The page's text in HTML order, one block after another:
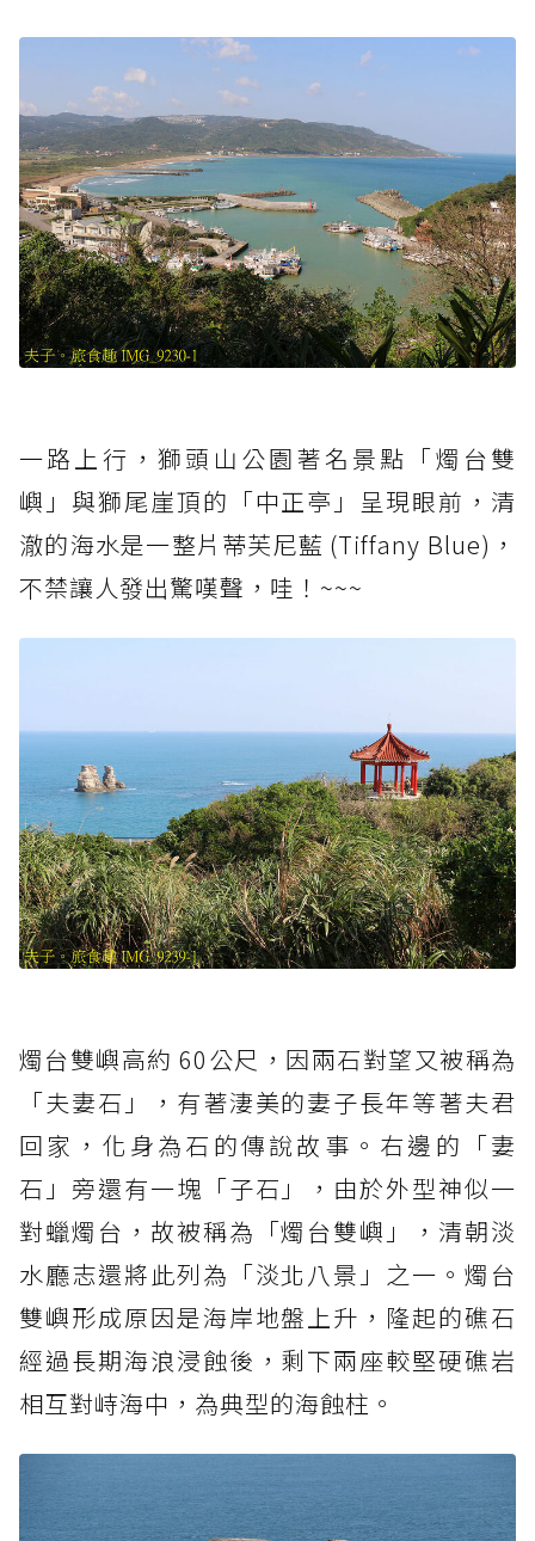
一路上行，獅頭山公園著名景點「燭台雙
嶼」與獅尾崖頂的「中正亭」呈現眼前，清
澈的海水是一整片蒂芙尼藍 (Tiffany Blue)，
不禁讓人發出驚嘆聲，哇！~~~
燭台雙嶼高約 60公尺，因兩石對望又被稱為
「夫妻石」，有著淒美的妻子長年等著夫君
回家，化身為石的傳說故事。右邊的「妻
石」旁還有一塊「子石」，由於外型神似一
對蠟燭台，故被稱為「燭台雙嶼」，清朝淡
水廳志還將此列為「淡北八景」之一。燭台
雙嶼形成原因是海岸地盤上升，隆起的礁石
經過長期海浪浸蝕後，剩下兩座較堅硬礁岩
相互對峙海中，為典型的海蝕柱。